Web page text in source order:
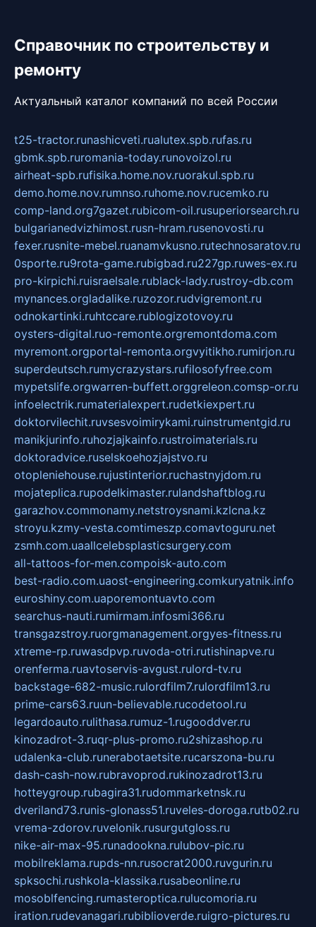
Справочник по строительству и
ремонту
Актуальный каталог компаний по всей России
t25-tractor.runashicveti.rualutex.spb.rufas.ru
gbmk.spb.ruromania-today.runovoizol.ru
airheat-spb.rufisika.home.nov.ruorakul.spb.ru
demo.home.nov.rumnso.ruhome.nov.rucemko.ru
comp-land.org7gazet.rubicom-oil.rusuperiorsearch.ru
bulgarianedvizhimost.rusn-hram.rusenovosti.ru
fexer.rusnite-mebel.ruanamvkusno.rutechnosaratov.ru
0sporte.ru9rota-game.rubigbad.ru227gp.ruwes-ex.ru
pro-kirpichi.ruisraelsale.rublack-lady.rustroy-db.com
mynances.orgladalike.ruzozor.rudvigremont.ru
odnokartinki.ruhtccare.rublogizotovoy.ru
oysters-digital.ruo-remonte.orgremontdoma.com
myremont.orgportal-remonta.orgvyitikho.rumirjon.ru
superdeutsch.rumycrazystars.rufilosofyfree.com
mypetslife.orgwarren-buffett.orggreleon.comsp-or.ru
infoelectrik.rumaterialexpert.rudetkiexpert.ru
doktorvilechit.ruvsesvoimirykami.ruinstrumentgid.ru
manikjurinfo.ruhozjajkainfo.rustroimaterials.ru
doktoradvice.ruselskoehozjajstvo.ru
otopleniehouse.rujustinterior.ruchastnyjdom.ru
mojateplica.rupodelkimaster.rulandshaftblog.ru
garazhov.commonamy.netstroysnami.kzlcna.kz
stroyu.kzmy-vesta.comtimeszp.comavtoguru.net
zsmh.com.uaallcelebsplasticsurgery.com
all-tattoos-for-men.compoisk-auto.com
best-radio.com.uaost-engineering.comkuryatnik.info
euroshiny.com.uaporemontuavto.com
searchus-nauti.rumirmam.infosmi366.ru
transgazstroy.ruorgmanagement.orgyes-fitness.ru
xtreme-rp.ruwasdpvp.ruvoda-otri.rutishinapve.ru
orenferma.ruavtoservis-avgust.rulord-tv.ru
backstage-682-music.rulordfilm7.rulordfilm13.ru
prime-cars63.ruun-believable.rucodetool.ru
legardoauto.rulithasa.rumuz-1.rugooddver.ru
kinozadrot-3.ruqr-plus-promo.ru2shizashop.ru
udalenka-club.runerabotaetsite.rucarszona-bu.ru
dash-cash-now.rubravoprod.rukinozadrot13.ru
hotteygroup.rubagira31.rudommarketnsk.ru
dveriland73.runis-glonass51.ruveles-doroga.rutb02.ru
vrema-zdorov.ruvelonik.rusurgutgloss.ru
nike-air-max-95.runadookna.rulubov-pic.ru
mobilreklama.rupds-nn.rusocrat2000.ruvgurin.ru
spksochi.rushkola-klassika.rusabeonline.ru
mosoblfencing.rumasteroptica.rulucomoria.ru
iration.rudevanagari.rubiblioverde.ruigro-pictures.ru